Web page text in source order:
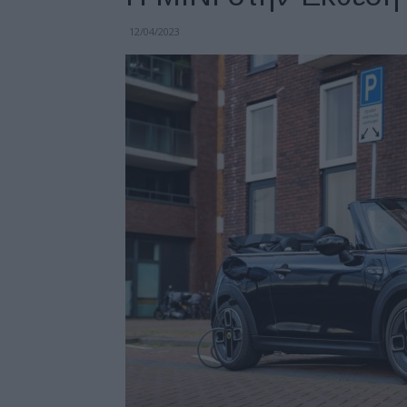
12/04/2023